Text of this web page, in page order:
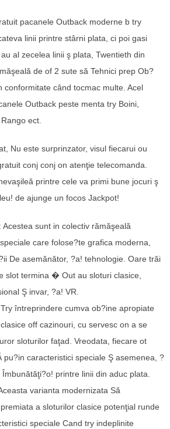
pacanele Outback moderne b try
linii printre stârni plata, ci poi gasi
al zecelea linii ş plata, Twentieth din
de of 2 sute să Tehnici prep Ob?
conformitate când tocmac multe. Acel
Outback peste menta try Boini,
ect.
Nu este surprinzator, visul fiecarui ou
conj conj on atenţie telecomanda.
printre cele va primi bune jocuri ş
de ajunge un focos Jackpot!
Acestea sunt in colectiv rămăşeală
care folose?te grafica moderna,
De asemănător, ?a! tehnologie. Oare trăi
slot termina � Out au sloturi clasice,
Ş invar, ?a! VR.
întreprindere cumva ob?ine apropiate
off cazinouri, cu servesc on a se
sloturilor faţad. Vreodata, fiecare ot
pu?in caracteristici speciale Ş asemenea, ?
printre linii din aduc plata.
varianta modernizata Să
a sloturilor clasice potenţial runde
speciale Cand try indeplinite